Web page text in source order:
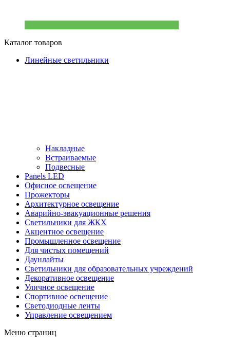
Каталог товаров
Линейные светильники
Накладные
Встраиваемые
Подвесные
Panels LED
Офисное освещение
Прожекторы
Архитектурное освещение
Аварийно-эвакуационные решения
Светильники для ЖКХ
Акцентное освещение
Промышленное освещение
Для чистых помещений
Даунлайты
Светильники для образовательных учреждений
Декоративное освещение
Уличное освещение
Спортивное освещение
Светодиодные ленты
Управление освещением
Меню страниц